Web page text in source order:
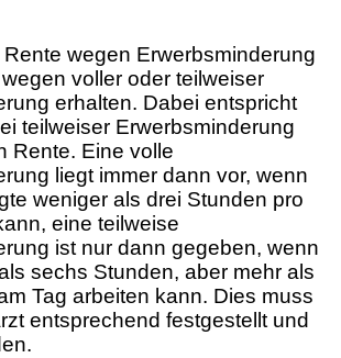
wegen Erwerbsminderung
voller oder teilweiser
erhalten. Dabei entspricht
teilweiser Erwerbsminderung
Rente. Eine volle
liegt immer dann vor, wenn
weniger als drei Stunden pro
eine teilweise
ist nur dann gegeben, wenn
sechs Stunden, aber mehr als
Tag arbeiten kann. Dies muss
entsprechend festgestellt und